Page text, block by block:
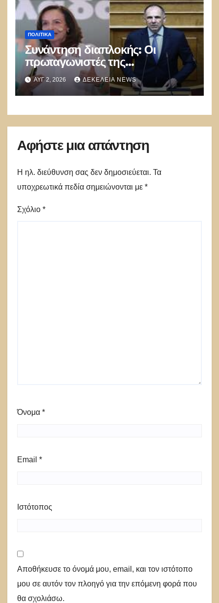
ΠΟΛΙΤΙΚΑ
Συνάντηση διαπλοκής: Οι
πρωταγωνιστές της
Γ.Γεραπετρίτης,
Α.Διαμαντοπούλου και
Μ.Χριστοδουλάκης την
ΑΥΓ 2, 2026 ΔΕΚΈΛΕΙΑ NEWS
Αφήστε μια απάντηση
Η ηλ. διεύθυνση σας δεν δημοσιεύεται. Τα
υποχρεωτικά πεδία σημειώνονται με *
Σχόλιο *
Όνομα *
Email *
Ιστότοπος
Αποθήκευσε το όνομά μου, email, και τον ιστότοπο
μου σε αυτόν τον πλοηγό για την επόμενη φορά που
θα σχολιάσω.